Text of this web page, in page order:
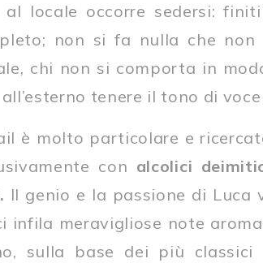
al locale occorre sedersi:
non si fa nulla che non
chi non si comporta in
tenere il tono di
è molto particolare e
con alcolici dei
Il genio e la passione di Luca
infila meravigliose note
sulla base dei più